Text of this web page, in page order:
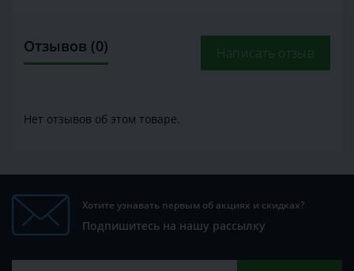
Отзывов (0) Написать отзыв
Нет отзывов об этом товаре.
Хотите узнавать первым об акциях и скидках?
Подпишитесь на нашу рассылку